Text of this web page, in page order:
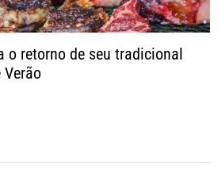
o retorno de seu tradicional
Verão